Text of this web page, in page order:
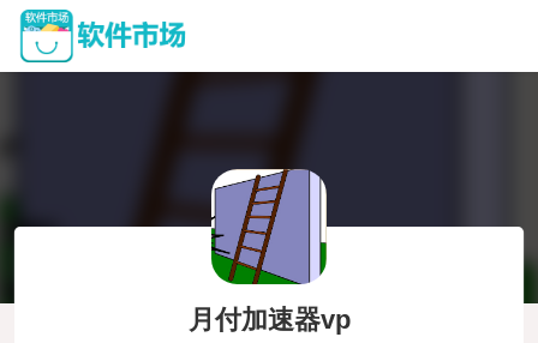
月付加速器vp